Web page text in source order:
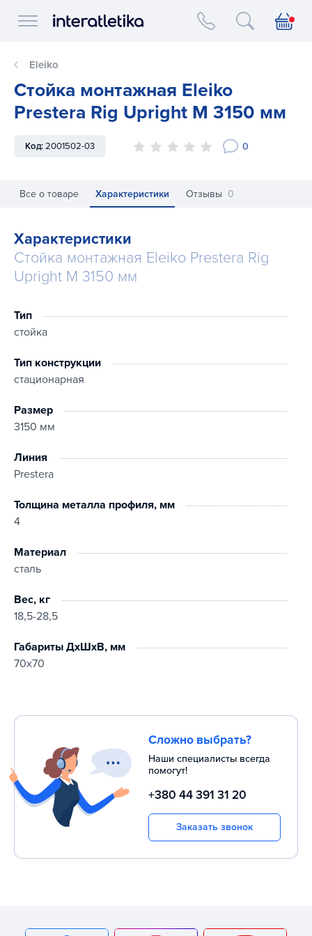
Interatletika logo
Eleiko
Стойка монтажная Eleiko
Prestera Rig Upright M 3150 мм
Код:2001502-03 0
Все о товаре Характеристики Отзывы 0
Характеристики
Стойка монтажная Eleiko Prestera Rig
Upright M 3150 мм
Тип
стойка
Тип конструкции
стационарная
Размер
3150 мм
Линия
Prestera
Толщина металла профиля, мм
4
Материал
сталь
Вес, кг
18,5-28,5
Габариты ДхШхВ, мм
70х70
Сложно выбрать?
Наши специалисты всегда
помогут!
+380 44 391 31 20
Заказать звонок